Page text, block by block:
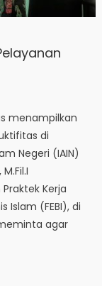
menampilkan
di
Negeri (IAIN)
Kerja
Islam (FEBI), di
agar